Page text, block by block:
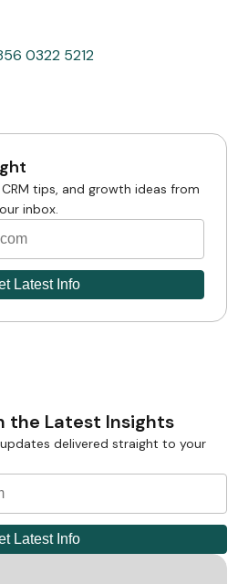
0322 5212
tips, and growth ideas from
inbox.
the Latest Insights
delivered straight to your